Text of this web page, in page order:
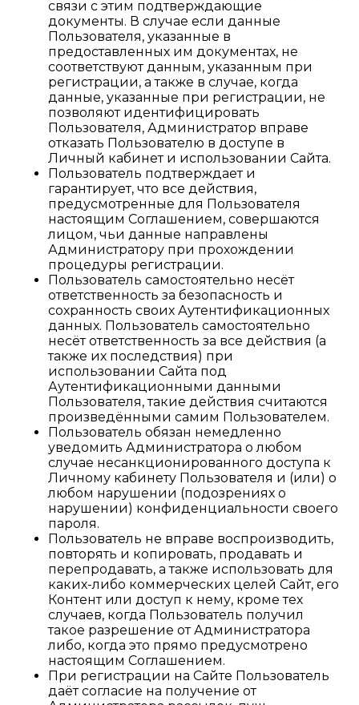
связи с этим подтверждающие
документы. В случае если данные
Пользователя, указанные в
предоставленных им документах, не
соответствуют данным, указанным при
регистрации, а также в случае, когда
данные, указанные при регистрации, не
позволяют идентифицировать
Пользователя, Администратор вправе
отказать Пользователю в доступе в
Личный кабинет и использовании Сайта.
Пользователь подтверждает и
гарантирует, что все действия,
предусмотренные для Пользователя
настоящим Соглашением, совершаются
лицом, чьи данные направлены
Администратору при прохождении
процедуры регистрации.
Пользователь самостоятельно несёт
ответственность за безопасность и
сохранность своих Аутентификационных
данных. Пользователь самостоятельно
несёт ответственность за все действия (а
также их последствия) при
использовании Сайта под
Аутентификационными данными
Пользователя, такие действия считаются
произведёнными самим Пользователем.
Пользователь обязан немедленно
уведомить Администратора о любом
случае несанкционированного доступа к
Личному кабинету Пользователя и (или) о
любом нарушении (подозрениях о
нарушении) конфиденциальности своего
пароля.
Пользователь не вправе воспроизводить,
повторять и копировать, продавать и
перепродавать, а также использовать для
каких-либо коммерческих целей Сайт, его
Контент или доступ к нему, кроме тех
случаев, когда Пользователь получил
такое разрешение от Администратора
либо, когда это прямо предусмотрено
настоящим Соглашением.
При регистрации на Сайте Пользователь
даёт согласие на получение от